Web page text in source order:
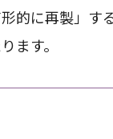
的に再製」す
ます。